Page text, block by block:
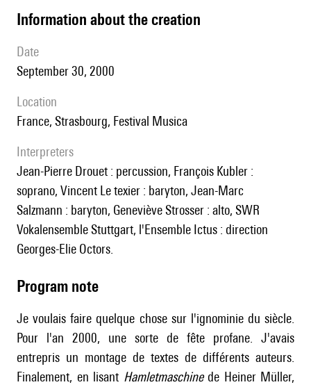
information about the creation
date
September 30, 2000
location
France, Strasbourg, Festival Musica
interpreters
Jean-Pierre Drouet : percussion, François Kubler :
soprano, Vincent Le texier : baryton, Jean-Marc
Salzmann : baryton, Geneviève Strosser : alto, SWR
Vokalensemble Stuttgart, l'Ensemble Ictus : direction
Georges-Elie Octors.
Program note
Je voulais faire quelque chose sur l'ignominie du siècle.
Pour l'an 2000, une sorte de fête profane. J'avais
entrepris un montage de textes de différents auteurs.
Finalement, en lisant Hamletmaschinede Heiner Müller,